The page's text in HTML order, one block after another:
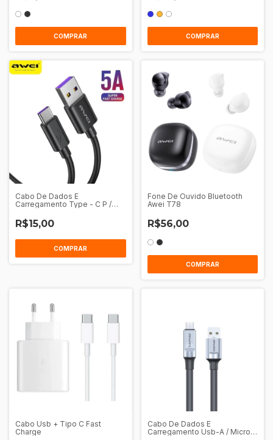
COMPRAR COMPRAR
Cabo De Dados E
Carregamento Type - C P /
R$15,00
COMPRAR
Fone De Ouvido Bluetooth
Awei T78
R$56,00
COMPRAR
Cabo Usb + Tipo C Fast
Charge
Cabo De Dados E
Carregamento Usb-A / Micro